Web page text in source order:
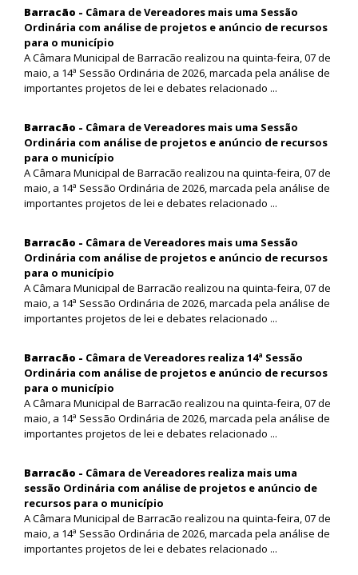
Barracão - Câmara de Vereadores mais uma Sessão
Ordinária com análise de projetos e anúncio de recursos
para o município
A Câmara Municipal de Barracão realizou na quinta-feira, 07 de
maio, a 14ª Sessão Ordinária de 2026, marcada pela análise de
importantes projetos de lei e debates relacionado ...
Barracão - Câmara de Vereadores mais uma Sessão
Ordinária com análise de projetos e anúncio de recursos
para o município
A Câmara Municipal de Barracão realizou na quinta-feira, 07 de
maio, a 14ª Sessão Ordinária de 2026, marcada pela análise de
importantes projetos de lei e debates relacionado ...
Barracão - Câmara de Vereadores mais uma Sessão
Ordinária com análise de projetos e anúncio de recursos
para o município
A Câmara Municipal de Barracão realizou na quinta-feira, 07 de
maio, a 14ª Sessão Ordinária de 2026, marcada pela análise de
importantes projetos de lei e debates relacionado ...
Barracão - Câmara de Vereadores realiza 14ª Sessão
Ordinária com análise de projetos e anúncio de recursos
para o município
A Câmara Municipal de Barracão realizou na quinta-feira, 07 de
maio, a 14ª Sessão Ordinária de 2026, marcada pela análise de
importantes projetos de lei e debates relacionado ...
Barracão - Câmara de Vereadores realiza mais uma
sessão Ordinária com análise de projetos e anúncio de
recursos para o município
A Câmara Municipal de Barracão realizou na quinta-feira, 07 de
maio, a 14ª Sessão Ordinária de 2026, marcada pela análise de
importantes projetos de lei e debates relacionado ...